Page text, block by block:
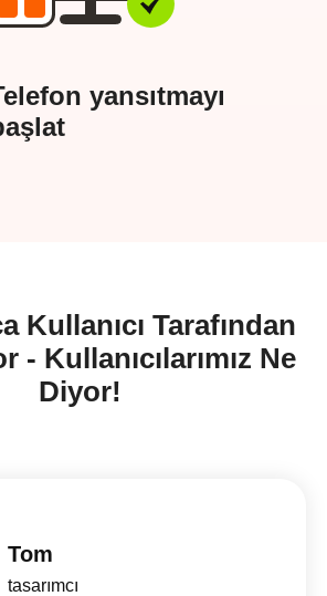
yansıtmayı
Kullanıcı Tarafından
- Kullanıcılarımız Ne
Diyor!
Tom
tasarımcı